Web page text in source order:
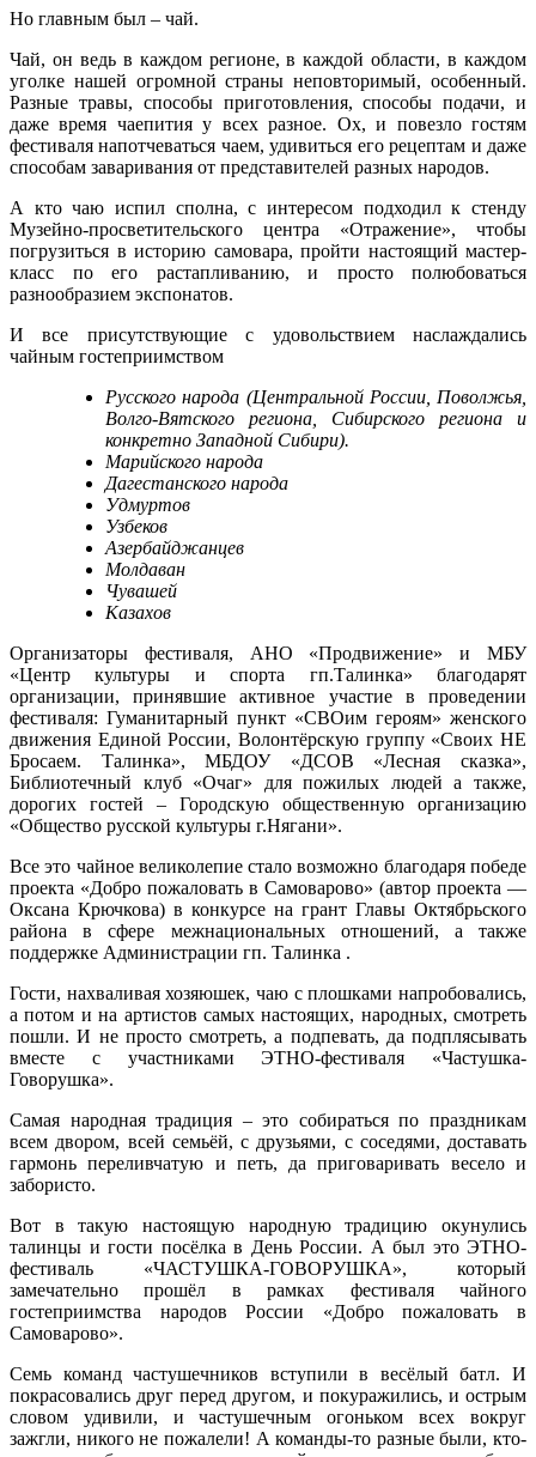
Но главным был – чай.
Чай, он ведь в каждом регионе, в каждой области, в каждом
уголке нашей огромной страны неповторимый, особенный.
Разные травы, способы приготовления, способы подачи, и
даже время чаепития у всех разное. Ох, и повезло гостям
фестиваля напотчеваться чаем, удивиться его рецептам и даже
способам заваривания от представителей разных народов.
А кто чаю испил сполна, с интересом подходил к стенду
Музейно-просветительского центра «Отражение», чтобы
погрузиться в историю самовара, пройти настоящий мастер-
класс по его растапливанию, и просто полюбоваться
разнообразием экспонатов.
И все присутствующие с удовольствием наслаждались
чайным гостеприимством
Русского народа (Центральной России, Поволжья,
Волго-Вятского региона, Сибирского региона и
конкретно Западной Сибири).
Марийского народа
Дагестанского народа
Удмуртов
Узбеков
Азербайджанцев
Молдаван
Чувашей
Казахов
Организаторы фестиваля, АНО «Продвижение» и МБУ
«Центр культуры и спорта гп.Талинка» благодарят
организации, принявшие активное участие в проведении
фестиваля: Гуманитарный пункт «СВОим героям» женского
движения Единой России, Волонтёрскую группу «Своих НЕ
Бросаем. Талинка», МБДОУ «ДСОВ «Лесная сказка»,
Библиотечный клуб «Очаг» для пожилых людей а также,
дорогих гостей – Городскую общественную организацию
«Общество русской культуры г.Нягани».
Все это чайное великолепие стало возможно благодаря победе
проекта «Добро пожаловать в Самоварово» (автор проекта —
Оксана Крючкова) в конкурсе на грант Главы Октябрьского
района в сфере межнациональных отношений, а также
поддержке Администрации гп. Талинка .
Гости, нахваливая хозяюшек, чаю с плошками напробовались,
а потом и на артистов самых настоящих, народных, смотреть
пошли. И не просто смотреть, а подпевать, да подплясывать
вместе с участниками ЭТНО-фестиваля «Частушка-
Говорушка».
Самая народная традиция – это собираться по праздникам
всем двором, всей семьёй, с друзьями, с соседями, доставать
гармонь переливчатую и петь, да приговаривать весело и
забористо.
Вот в такую настоящую народную традицию окунулись
талинцы и гости посёлка в День России. А был это ЭТНО-
фестиваль «ЧАСТУШКА-ГОВОРУШКА», который
замечательно прошёл в рамках фестиваля чайного
гостеприимства народов России «Добро пожаловать в
Самоварово».
Семь команд частушечников вступили в весёлый батл. И
покрасовались друг перед другом, и покуражились, и острым
словом удивили, и частушечным огоньком всех вокруг
зажгли, никого не пожалели! А команды-то разные были, кто-